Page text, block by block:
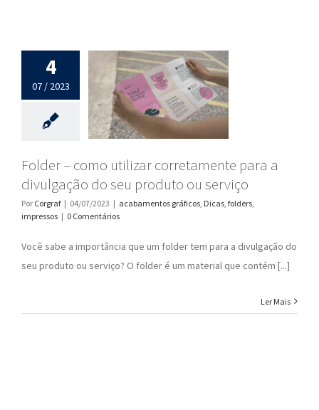
4
07 / 2023
Folder – como utilizar
corretamente para a
divulgação do seu
produto ou serviço
Folder – como utilizar corretamente para a
divulgação do seu produto ou serviço
Por Corgraf | 04/07/2023 | acabamentos gráficos Dicas folders
impressos | 0 Comentários
Você sabe a importância que um folder tem para a divulgação do
seu produto ou serviço? O folder é um material que contém [...]
Ler Mais